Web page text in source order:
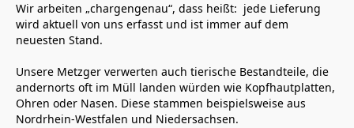
Wir arbeiten „chargengenau“, dass heißt:  jede Lieferung
wird aktuell von uns erfasst und ist immer auf dem
neuesten Stand.
Unsere Metzger verwerten auch tierische Bestandteile, die
andernorts oft im Müll landen würden wie Kopfhautplatten,
Ohren oder Nasen. Diese stammen beispielsweise aus
Nordrhein-Westfalen und Niedersachsen.